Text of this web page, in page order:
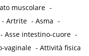
muscolare -
-Artrite -Asma -
-Asse intestino-cuore -
vaginale -Attività fisica